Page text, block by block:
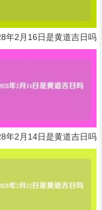
年2月16日是黄道吉日吗
年2月14日是黄道吉日吗